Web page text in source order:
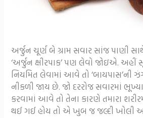
અર્જુન ચૂર્ણ બે ગ્રામ સવાર સાંજ પાણી
‘અર્જુન ક્ષીરપાક’ પણ લેવો જોઇએ.
નિયમિત લેવામાં આવે તો ‘બાયપાસ’ની
નીકળી જાય છે. જો દરરોજ સવારમાં
કરવામાં આવે તો તેના કારણે તમારા
થઈ ગઈ હોય તો એ ખુબ જ જલ્દી ખોલી